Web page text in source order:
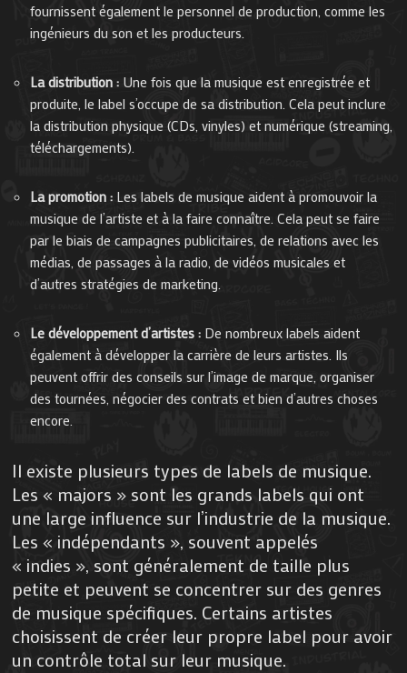
fournissent également le personnel de production, comme les
ingénieurs du son et les producteurs.
La distribution : Une fois que la musique est enregistrée et
produite, le label s’occupe de sa distribution. Cela peut inclure
la distribution physique (CDs, vinyles) et numérique (streaming,
téléchargements).
La promotion : Les labels de musique aident à promouvoir la
musique de l’artiste et à la faire connaître. Cela peut se faire
par le biais de campagnes publicitaires, de relations avec les
médias, de passages à la radio, de vidéos musicales et
d’autres stratégies de marketing.
Le développement d’artistes : De nombreux labels aident
également à développer la carrière de leurs artistes. Ils
peuvent offrir des conseils sur l’image de marque, organiser
des tournées, négocier des contrats et bien d’autres choses
encore.
Il existe plusieurs types de labels de musique.
Les « majors » sont les grands labels qui ont
une large influence sur l’industrie de la musique.
Les « indépendants », souvent appelés
« indies », sont généralement de taille plus
petite et peuvent se concentrer sur des genres
de musique spécifiques. Certains artistes
choisissent de créer leur propre label pour avoir
un contrôle total sur leur musique.